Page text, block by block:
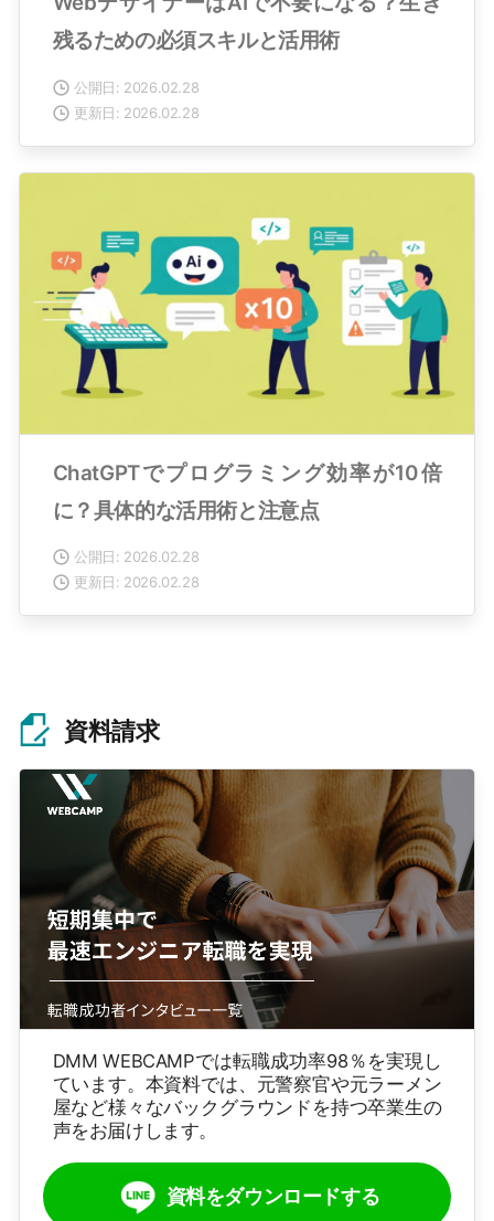
残るための必須スキルと活用術
公開日: 2026.02.28
更新日: 2026.02.28
ChatGPTでプログラミング効率が10倍
に？具体的な活用術と注意点
公開日: 2026.02.28
更新日: 2026.02.28
資料請求
DMM WEBCAMPでは転職成功率98％を実現し
ています。本資料では、元警察官や元ラーメン
屋など様々なバックグラウンドを持つ卒業生の
声をお届けします。
資料をダウンロードする